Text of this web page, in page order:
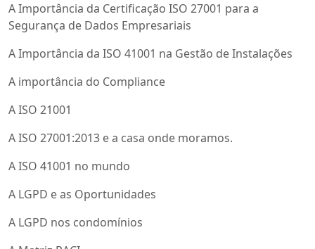
A Importância da Certificação ISO 27001 para a
Segurança de Dados Empresariais
A Importância da ISO 41001 na Gestão de Instalações
A importância do Compliance
A ISO 21001
A ISO 27001:2013 e a casa onde moramos.
A ISO 41001 no mundo
A LGPD e as Oportunidades
A LGPD nos condomínios